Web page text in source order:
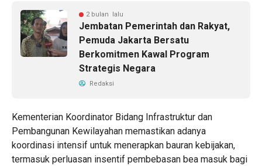
2 bulan lalu
Jembatan Pemerintah dan Rakyat,
Pemuda Jakarta Bersatu
Berkomitmen Kawal Program
Strategis Negara
Redaksi
Kementerian Koordinator Bidang Infrastruktur dan
Pembangunan Kewilayahan memastikan adanya
koordinasi intensif untuk menerapkan bauran kebijakan,
termasuk perluasan insentif pembebasan bea masuk bagi